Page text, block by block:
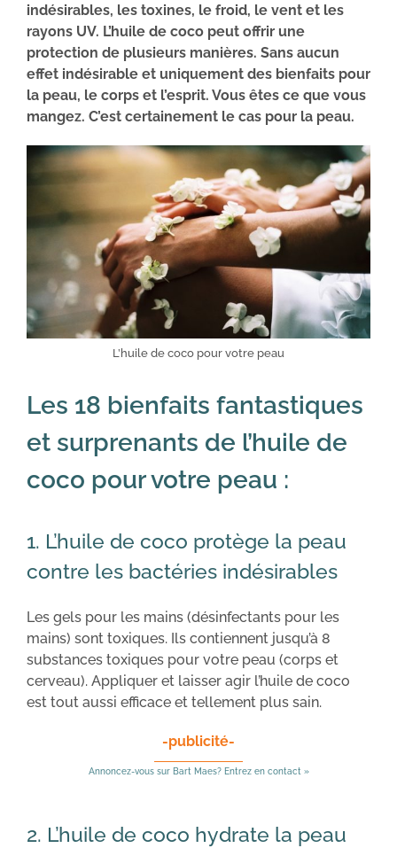
indésirables, les toxines, le froid, le vent et les
rayons UV. L’huile de coco peut offrir une
protection de plusieurs manières. Sans aucun
effet indésirable et uniquement des bienfaits pour
la peau, le corps et l’esprit. Vous êtes ce que vous
mangez. C’est certainement le cas pour la peau.
L’huile de coco pour votre peau
Les 18 bienfaits fantastiques
et surprenants de l’huile de
coco pour votre peau :
1. L’huile de coco protège la peau
contre les bactéries indésirables
Les gels pour les mains (désinfectants pour les
mains) sont toxiques. Ils contiennent jusqu’à 8
substances toxiques pour votre peau (corps et
cerveau). Appliquer et laisser agir l’huile de coco
est tout aussi efficace et tellement plus sain.
-publicité-
Annoncez-vous sur Bart Maes? Entrez en contact »
2. L’huile de coco hydrate la peau